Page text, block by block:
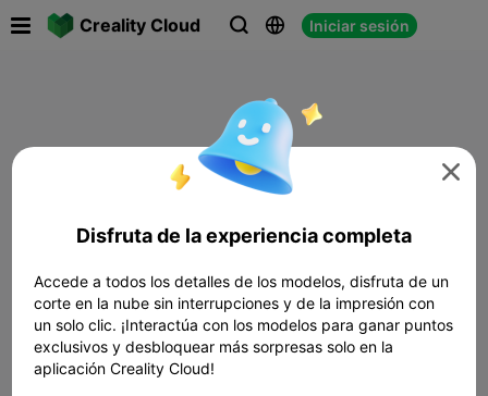
Creality Cloud   Iniciar sesión

Disfruta de la experiencia completa
Accede a todos los detalles de los modelos, disfruta de un
corte en la nube sin interrupciones y de la impresión con
un solo clic. ¡Interactúa con los modelos para ganar puntos
exclusivos y desbloquear más sorpresas solo en la
aplicación Creality Cloud!